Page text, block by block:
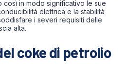
in modo significativo le sue
elettrica e la stabilità
i severi requisiti delle
alta.
coke di petrolio